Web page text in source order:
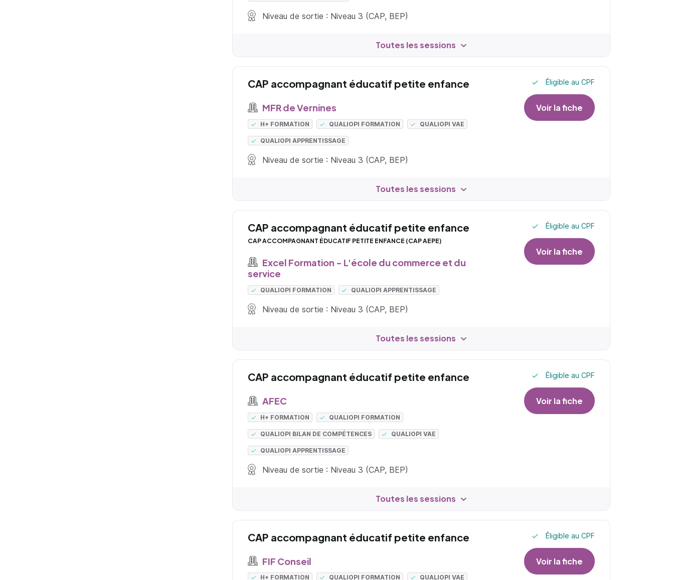
Niveau de sortie : Niveau 3 (CAP, BEP)
Toutes les sessions
CAP accompagnant éducatif petite enfance
MFR de Vernines
H+ FORMATION QUALIOPI FORMATION QUALIOPI VAE
QUALIOPI APPRENTISSAGE
Niveau de sortie : Niveau 3 (CAP, BEP)
Éligible au CPF
Voir la fiche
Toutes les sessions
CAP accompagnant éducatif petite enfance
CAP ACCOMPAGNANT ÉDUCATIF PETITE ENFANCE (CAP AEPE)
Excel Formation - L'école du commerce et du
service
QUALIOPI FORMATION QUALIOPI APPRENTISSAGE
Niveau de sortie : Niveau 3 (CAP, BEP)
Éligible au CPF
Voir la fiche
Toutes les sessions
CAP accompagnant éducatif petite enfance
AFEC
H+ FORMATION QUALIOPI FORMATION
QUALIOPI BILAN DE COMPÉTENCES QUALIOPI VAE
QUALIOPI APPRENTISSAGE
Niveau de sortie : Niveau 3 (CAP, BEP)
Éligible au CPF
Voir la fiche
Toutes les sessions
CAP accompagnant éducatif petite enfance
FIF Conseil
H+ FORMATION QUALIOPI FORMATION QUALIOPI VAE
Éligible au CPF
Voir la fiche